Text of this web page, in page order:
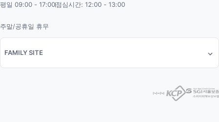
평일 09:00 - 17:00점심시간: 12:00 - 13:00
주말/공휴일 휴무
FAMILY SITE